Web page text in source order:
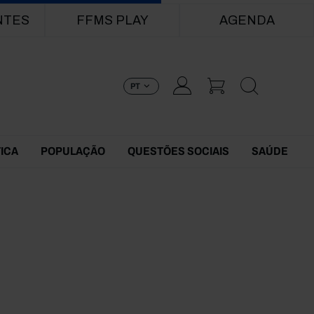
FFMS PLAY AGENDA
PT
POPULAÇÃO QUESTÕES SOCIAIS SAÚDE